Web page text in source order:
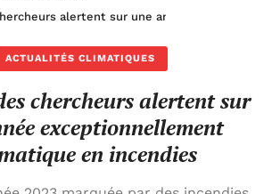
alertent sur une année
ACTUALITÉS CLIMATIQUES
chercheurs alertent sur
exceptionnellement
en incendies